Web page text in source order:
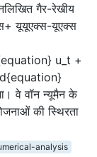
गैर-रेखीय
यूयूएक्स-यूएक्स
u_t +
वे वॉन न्यूमैन के
की स्थिरता
analysis